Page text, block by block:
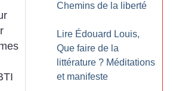
Chemins de la liberté
Lire Édouard Louis,
Que faire de la
littérature ? Méditations
et manifeste